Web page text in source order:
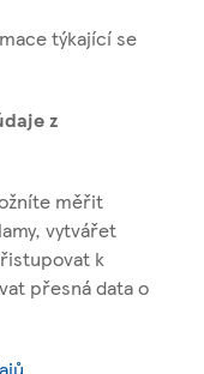
týkající se
z
měřit
vytvářet
k
přesná data o